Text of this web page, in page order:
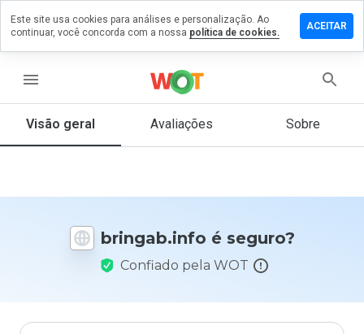
menu
Visão geral Avaliações Sobre
bringab.info é seguro?
Confiado pela WOT
um
que
Este site usa cookies para análises e personalização. Ao
continuar, você concorda com a nossa política de cookies.
ACEITAR